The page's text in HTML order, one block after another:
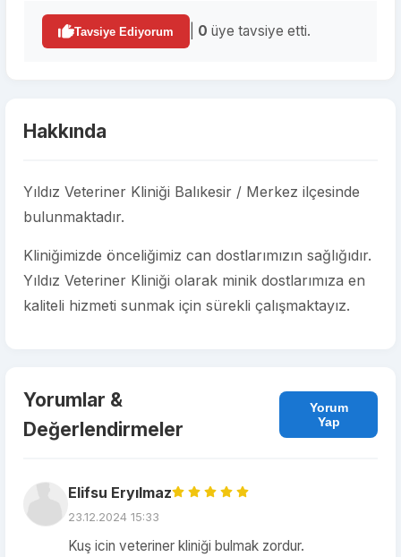
Tavsiye Ediyorum 0 üye tavsiye etti.
Hakkında
Yıldız Veteriner Kliniği Balıkesir / Merkez ilçesinde
bulunmaktadır.
Kliniğimizde önceliğimiz can dostlarımızın sağlığıdır.
Yıldız Veteriner Kliniği olarak minik dostlarımıza en
kaliteli hizmeti sunmak için sürekli çalışmaktayız.
Yorumlar &
Değerlendirmeler
Yorum
Yap
Elifsu Eryılmaz
23.12.2024 15:33
Kuş icin veteriner kliniği bulmak zordur.